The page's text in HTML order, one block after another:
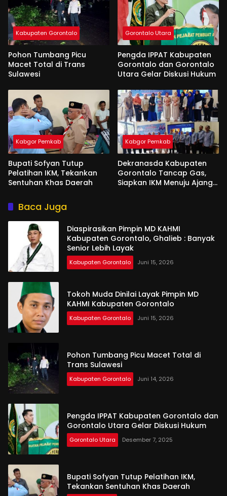
Kabupaten Gorontalo
Pohon Tumbang Picu
Macet Total di Trans
Sulawesi
Gorontalo Utara
Pengda IPPAT Kabupaten
Gorontalo dan Gorontalo
Utara Gelar Diskusi Hukum
Kabgor Pemkab
Bupati Sofyan Tutup
Pelatihan IKM, Tekankan
Sentuhan Khas Daerah
Kabgor Pemkab
Dekranasda Kabupaten
Gorontalo Tancap Gas,
Siapkan IKM Menuju Ajang
Baca Juga
Diaspirasikan Pimpin MD KAHMI
Kabupaten Gorontalo, Ghalieb : Banyak
Senior Lebih Layak
Kabupaten Gorontalo Juni 15, 2026
Tokoh Muda Dinilai Layak Pimpin MD
KAHMI Kabupaten Gorontalo
Kabupaten Gorontalo Juni 15, 2026
Pohon Tumbang Picu Macet Total di
Trans Sulawesi
Kabupaten Gorontalo Juni 14, 2026
Pengda IPPAT Kabupaten Gorontalo dan
Gorontalo Utara Gelar Diskusi Hukum
Gorontalo Utara Desember 7, 2025
Bupati Sofyan Tutup Pelatihan IKM,
Tekankan Sentuhan Khas Daerah